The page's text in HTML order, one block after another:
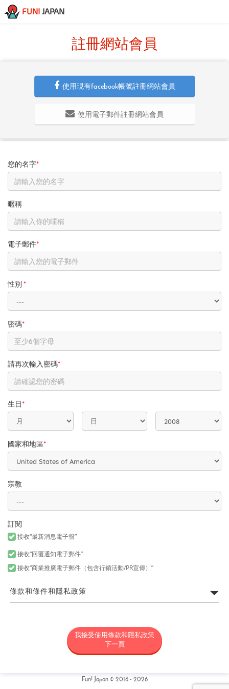
FUN! JAPAN
註冊網站會員
使用現有facebook帳號註冊網站會員
使用電子郵件註冊網站會員
您的名字*
暱稱
電子郵件*
性別 *
密碼*
請再次輸入密碼*
生日 *
國家和地區*
宗教
訂閱
接收“最新消息電子報”
接收“回覆通知電子郵件”
接收“商業推廣電子郵件（包含行銷活動/PR宣傳）”
條款和條件和隱私政策
所謂「FUN! JAPAN」是以藉由將日本商品或服務介紹給各位亞洲消
費者，令各位對日本產生興趣為目的，為營運FUN! JAPAN網站（包
括但不限於以fun-japan.jp/tw為網域之網站。以下簡稱「本網
限資料提供以及社群媒體。）或提供其他相關服務之專案統稱（以
我接受使用條款和隱私政策
下一頁
Fun! Japan © 2016 - 2026